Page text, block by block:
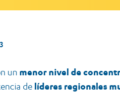
un menor nivel de
de líderes regionales